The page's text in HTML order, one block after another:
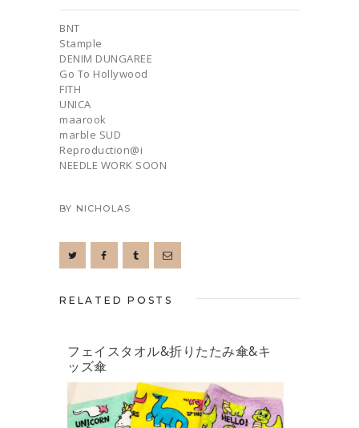
BNT
Stample
DENIM DUNGAREE
Go To Hollywood
FITH
UNICA
maarook
marble SUD
Reproduction@i
NEEDLE WORK SOON
BY NICHOLAS
RELATED POSTS
フェイスタオル&折りたたみ傘&キ
ッズ傘